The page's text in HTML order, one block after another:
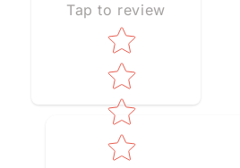
Tap to review
Star rating